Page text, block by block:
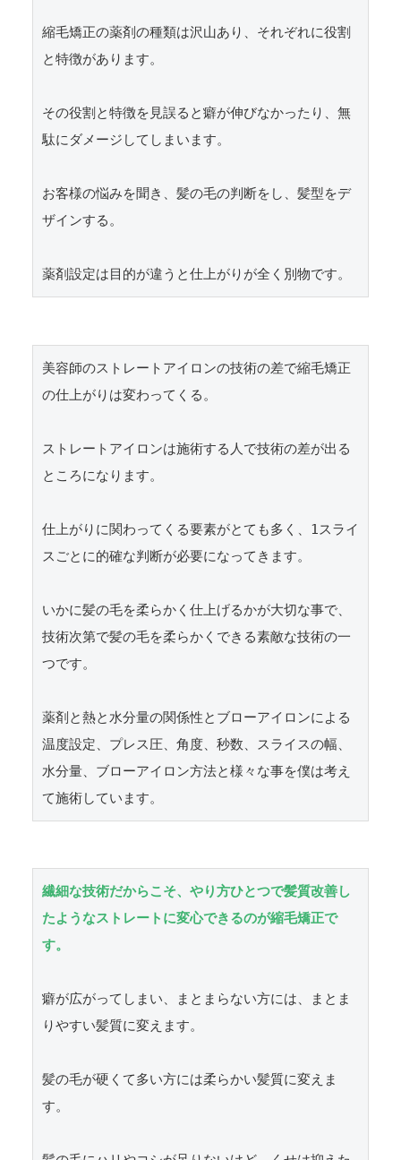
縮毛矯正の薬剤の種類は沢山あり、それぞれに役割
と特徴があります。
その役割と特徴を見誤ると癖が伸びなかったり、無
駄にダメージしてしまいます。
お客様の悩みを聞き、髪の毛の判断をし、髪型をデ
ザインする。
美容師のストレートアイロンの技術の差で縮毛矯正
の仕上がりは変わってくる。
ストレートアイロンは施術する人で技術の差が出る
ところになります。
仕上がりに関わってくる要素がとても多く、1スライ
スごとに的確な判断が必要になってきます。
いかに髪の毛を柔らかく仕上げるかが大切な事で、
技術次第で髪の毛を柔らかくできる素敵な技術の一
つです。
薬剤と熱と水分量の関係性とブローアイロンによる
温度設定、プレス圧、角度、秒数、スライスの幅、
水分量、ブローアイロン方法と様々な事を僕は考え
て施術しています。
繊細な技術だからこそ、やり方ひとつで髪質改善し
たようなストレートに変心できるのが縮毛矯正で
す。
癖が広がってしまい、まとまらない方には、まとま
りやすい髪質に変えます。
髪の毛が硬くて多い方には柔らかい髪質に変えま
す。